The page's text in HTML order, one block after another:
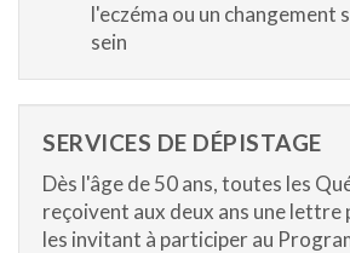
l'eczéma ou un changement
sein
SERVICES DE DÉPISTAGE
Dès l'âge de 50 ans, toutes les
reçoivent aux deux ans une lettre
les invitant à participer au